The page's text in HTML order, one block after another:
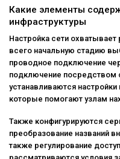
Какие элементы
инфраструктуры
Настройка сети
всего начальную стадию
проводное подключение
подключение посредством
устанавливаются настройки
которые помогают узлам
Также конфигурируются
преобразование названий
также регулирование